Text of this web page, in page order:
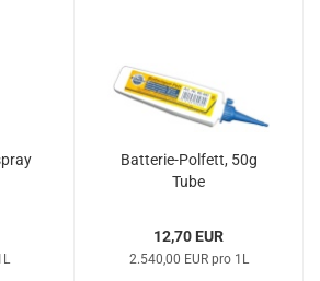
Batterie-​​Pol­fett, 50g
Tube
12,70 EUR
2.540,00 EUR pro 1L